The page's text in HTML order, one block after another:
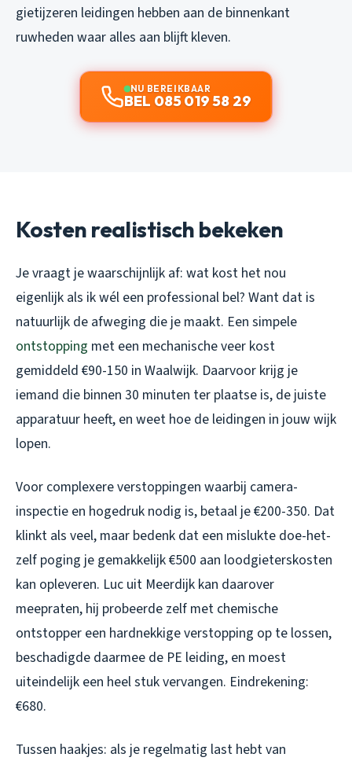
gietijzeren leidingen hebben aan de binnenkant
ruwheden waar alles aan blijft kleven.
NU BEREIKBAAR
BEL 085 019 58 29
Kosten realistisch bekeken
Je vraagt je waarschijnlijk af: wat kost het nou
eigenlijk als ik wél een professional bel? Want dat is
natuurlijk de afweging die je maakt. Een simpele
ontstopping met een mechanische veer kost
gemiddeld €90-150 in Waalwijk. Daarvoor krijg je
iemand die binnen 30 minuten ter plaatse is, de juiste
apparatuur heeft, en weet hoe de leidingen in jouw wijk
lopen.
Voor complexere verstoppingen waarbij camera-
inspectie en hogedruk nodig is, betaal je €200-350. Dat
klinkt als veel, maar bedenk dat een mislukte doe-het-
zelf poging je gemakkelijk €500 aan loodgieterskosten
kan opleveren. Luc uit Meerdijk kan daarover
meepraten, hij probeerde zelf met chemische
ontstopper een hardnekkige verstopping op te lossen,
beschadigde daarmee de PE leiding, en moest
uiteindelijk een heel stuk vervangen. Eindrekening:
€680.
Tussen haakjes: als je regelmatig last hebt van